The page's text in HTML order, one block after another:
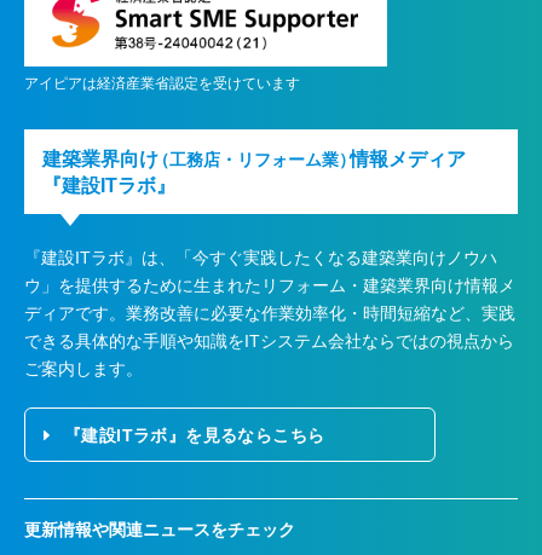
アイピアは経済産業省認定を受けています
建築業界向け（工務店・リフォーム業）情報メディア
『建設ITラボ』
『建設ITラボ』は、
「今すぐ実践したくなる建築業向けノウハ
ウ」を提供するために生まれたリフォーム・建築業界向け情報メ
ディアです。業務改善に必要な作業効率化・時間短縮など、実践
できる具体的な手順や知識をITシステム会社ならではの視点から
ご案内します。
『建設ITラボ』を見るならこちら
更新情報や関連ニュースをチェック